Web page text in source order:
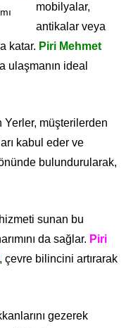
mobilyalar,
antikalar veya
katar. Piri Mehmet
ulaşmanın ideal
müşterilerden
kabul eder ve
bulundurularak,
sunan bu
da sağlar. Piri
, çevre bilincini artırarak
gezerek